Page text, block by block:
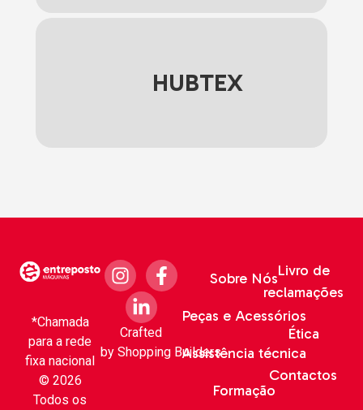
HUBTEX
*Chamada
para a rede
fixa nacional
© 2026
Todos os
Sobre Nós
Peças e Acessórios
Assistência técnica
Formação
Livro de
reclamações
Ética
Contactos
Crafted
by Shopping Builders